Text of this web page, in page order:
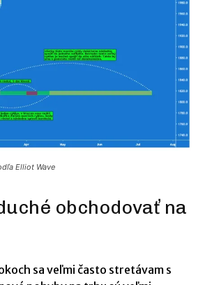
Elliot Wave
obchodovať na
sa veľmi často stretávam s